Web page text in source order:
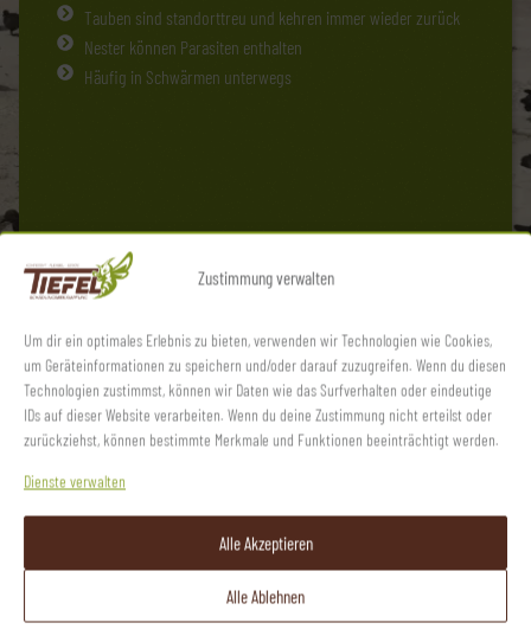
Zustimmung verwalten
Um dir ein optimales Erlebnis zu bieten, verwenden wir Technologien wie Cookies,
um Geräteinformationen zu speichern und/oder darauf zuzugreifen. Wenn du diesen
Technologien zustimmst, können wir Daten wie das Surfverhalten oder eindeutige
IDs auf dieser Website verarbeiten. Wenn du deine Zustimmung nicht erteilst oder
zurückziehst, können bestimmte Merkmale und Funktionen beeinträchtigt werden.
Dienste verwalten
Alle Akzeptieren
Alle Ablehnen
Tauben sind standorttreu und kehren immer wieder zurück
Nester können Parasiten enthalten
Häufig in Schwärmen unterwegs